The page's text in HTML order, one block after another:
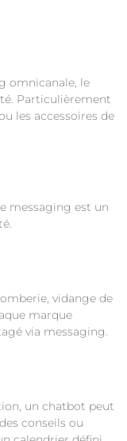
omnicanale, le
Particulièrement
les accessoires de
messaging est un
vidange de
marque
via messaging.
un chatbot peut
conseils ou